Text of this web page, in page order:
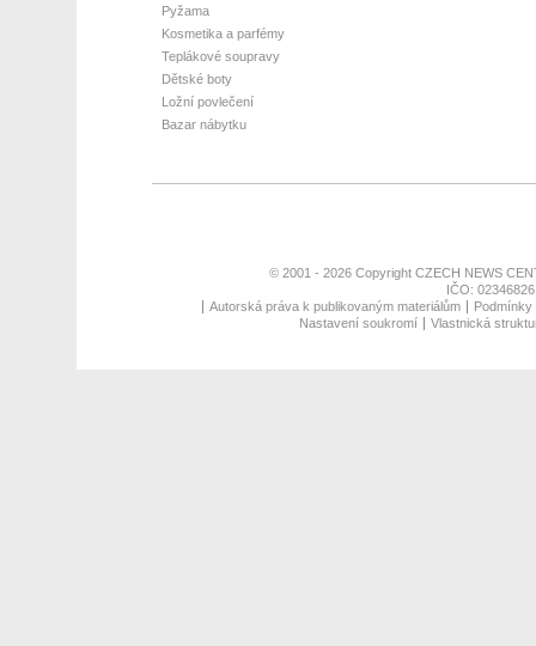
Pyžama
Kosmetika a parfémy
Teplákové soupravy
Dětské boty
Ložní povlečení
Bazar nábytku
© 2001 - 2026 Copyright CZECH NEWS
IČO:
Autorská práva k publikovaným materiálům
Nastavení soukromí
Vlastnická